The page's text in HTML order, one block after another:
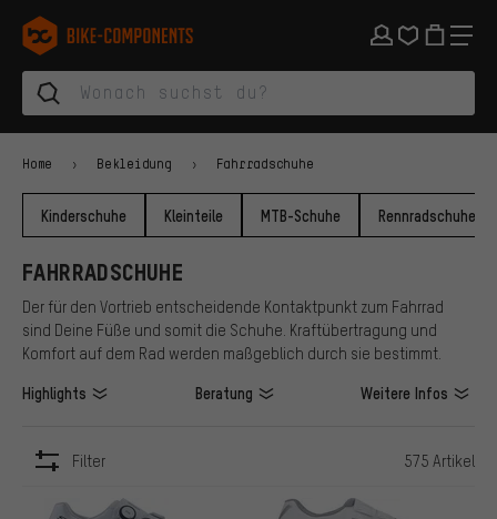
Zur Hauptnavigation springen
Zur Kategorienavigation springen
Zum Inhalt springen
Zu Marken und Newsletter springen
Zur Fußzeile springen
bike-components.de Startseite
Home Bekleidung Fahrradschuhe
Kinderschuhe Kleinteile MTB-Schuhe Rennradschuhe
FAHRRADSCHUHE
Der für den Vortrieb entscheidende Kontaktpunkt zum Fahrrad
sind Deine Füße und somit die Schuhe. Kraftübertragung und
Komfort auf dem Rad werden maßgeblich durch sie bestimmt.
Highlights Beratung Weitere Infos
Filter 575 Artikel
ARTIKEL